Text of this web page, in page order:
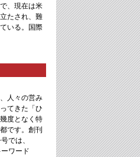
、現在は米
たされ、難
いる。国際
人々の営み
てきた「ひ
度となく特
です。創刊
では、
ーワード